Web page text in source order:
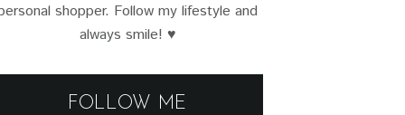
shopper. Follow my lifestyle and
always smile! ♥
FOLLOW ME